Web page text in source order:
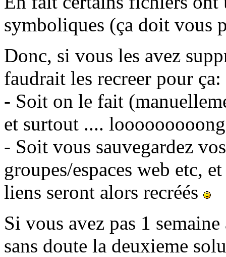
symboliques (ça doit
Donc, si vous les avez
faudrait les recreer pour ça:
- Soit on le fait
et surtout ....
- Soit vous sauvegardez
groupes/espaces web etc,
liens seront alors recréés
Si vous avez pas 1
sans doute la deuxieme